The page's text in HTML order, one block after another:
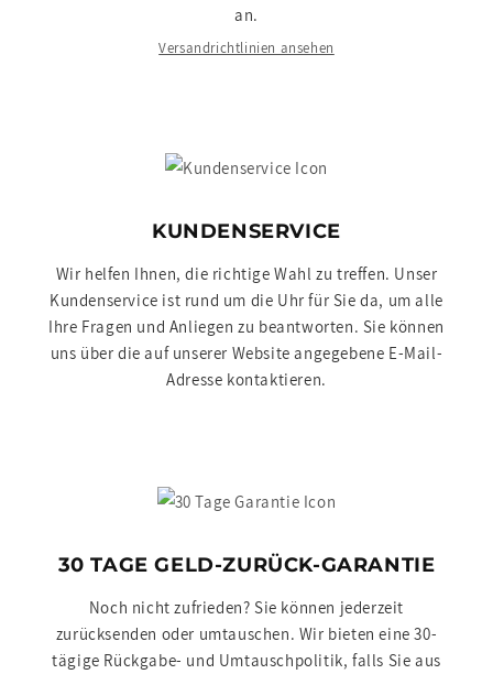
an.
Versandrichtlinien ansehen
KUNDENSERVICE
Wir helfen Ihnen, die richtige Wahl zu treffen. Unser
Kundenservice ist rund um die Uhr für Sie da, um alle
Ihre Fragen und Anliegen zu beantworten. Sie können
uns über die auf unserer Website angegebene E-Mail-
Adresse kontaktieren.
30 TAGE GELD-ZURÜCK-GARANTIE
Noch nicht zufrieden? Sie können jederzeit
zurücksenden oder umtauschen. Wir bieten eine 30-
tägige Rückgabe- und Umtauschpolitik, falls Sie aus